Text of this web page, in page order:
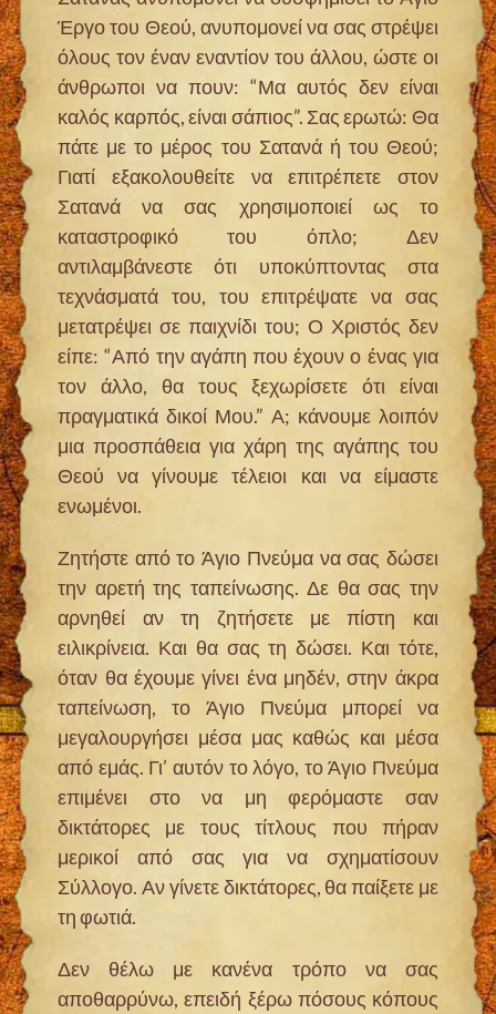
Έργο του Θεού, ανυπομονεί να σας στρέψει
όλους τον έναν εναντίον του άλλου, ώστε οι
άνθρωποι να πουν: “Μα αυτός δεν είναι
καλός καρπός, είναι σάπιος”. Σας ερωτώ: Θα
πάτε με το μέρος του Σατανά ή του Θεού;
Γιατί εξακολουθείτε να επιτρέπετε στον
Σατανά να σας χρησιμοποιεί ως το
καταστροφικό του όπλο; Δεν
αντιλαμβάνεστε ότι υποκύπτοντας στα
τεχνάσματά του, του επιτρέψατε να σας
μετατρέψει σε παιχνίδι του; Ο Χριστός δεν
είπε: “Από την αγάπη που έχουν ο ένας για
τον άλλο, θα τους ξεχωρίσετε ότι είναι
πραγματικά δικοί Μου.” Α; κάνουμε λοιπόν
μια προσπάθεια για χάρη της αγάπης του
Θεού να γίνουμε τέλειοι και να είμαστε
ενωμένοι.
Ζητήστε από το Άγιο Πνεύμα να σας δώσει
την αρετή της ταπείνωσης. Δε θα σας την
αρνηθεί αν τη ζητήσετε με πίστη και
ειλικρίνεια. Και θα σας τη δώσει. Και τότε,
όταν θα έχουμε γίνει ένα μηδέν, στην άκρα
ταπείνωση, το Άγιο Πνεύμα μπορεί να
μεγαλουργήσει μέσα μας καθώς και μέσα
από εμάς. Γι’ αυτόν το λόγο, το Άγιο Πνεύμα
επιμένει στο να μη φερόμαστε σαν
δικτάτορες με τους τίτλους που πήραν
μερικοί από σας για να σχηματίσουν
Σύλλογο. Αν γίνετε δικτάτορες, θα παίξετε με
τη φωτιά.
Δεν θέλω με κανένα τρόπο να σας
αποθαρρύνω, επειδή ξέρω πόσους κόπους